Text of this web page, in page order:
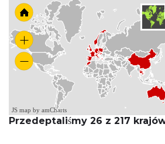
JS map by amCharts
Przedeptaliśmy 26 z 217 krajów